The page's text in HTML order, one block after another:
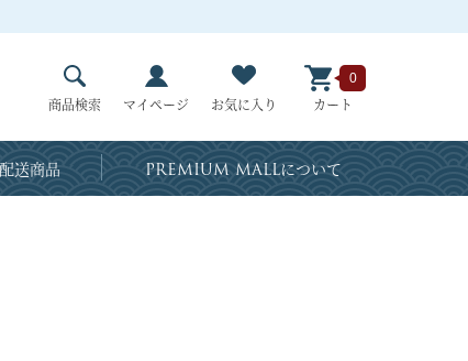
商品検索 マイページ お気に入り カート
0
送商品 PREMIUM MALLについて